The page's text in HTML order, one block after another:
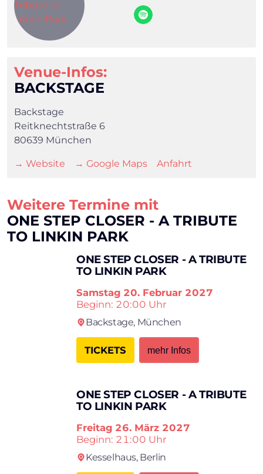
Venue-Infos:
BACKSTAGE
Backstage
Reitknechtstraße 6
80639 München
→ Website → Google Maps Anfahrt
Weitere Termine mit
ONE STEP CLOSER - A TRIBUTE
TO LINKIN PARK
ONE STEP CLOSER - A TRIBUTE
TO LINKIN PARK
Samstag 20. Februar 2027
Beginn: 20:00 Uhr
Backstage, München
TICKETS mehr Infos
ONE STEP CLOSER - A TRIBUTE
TO LINKIN PARK
Freitag 26. März 2027
Beginn: 21:00 Uhr
Kesselhaus, Berlin